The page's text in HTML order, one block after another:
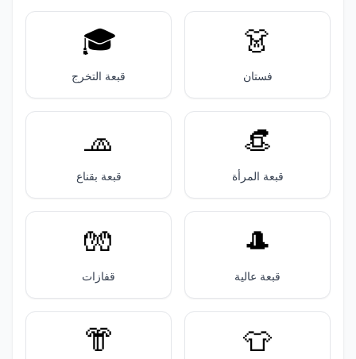
👗
فستان
🎓️
قبعة التخرج
👒
قبعة المرأة
🧢
قبعة بقناع
🎩
قبعة عالية
🧤
قفازات
👕
👘